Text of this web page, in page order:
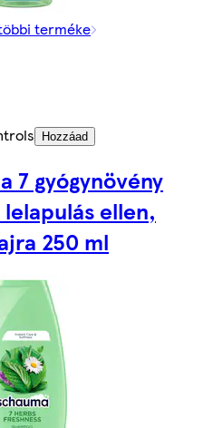
terméke
Hozzáad
7 gyógynövény
ellen,
250 ml